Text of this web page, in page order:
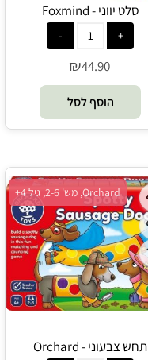
סלט יווני - Foxmind
₪44.90
הוסף לסל
Orchard, מש' 2-6, גיל 4+
תחש צבעוני - Orchard